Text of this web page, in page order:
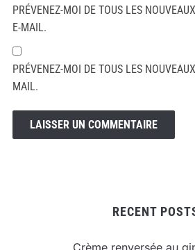
PRÉVENEZ-MOI DE TOUS LES
E-MAIL.
PRÉVENEZ-MOI DE TOUS LES
MAIL.
RECENT